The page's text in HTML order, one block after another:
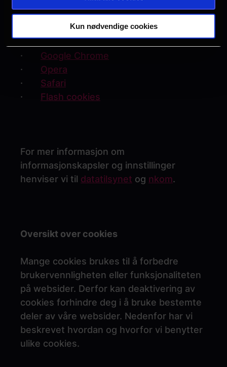
Kun nødvendige cookies
Internet Explorer
·Mozilla Firefox
· Google Chrome
· Opera
· Safari
· Flash cookies
For mer informasjon om
informasjonskapsler og innstillinger
henviser vi til datatilsynet og nkom.
Oversikt over cookies
Mange cookies brukes til å forbedre
brukervennligheten eller funksjonaliteten
på websider. Derfor kan deaktivering av
cookies forhindre deg i å bruke bestemte
deler av våre websider. Nedenfor har vi
beskrevet hvordan og hvorfor vi benytter
ulike cookies.